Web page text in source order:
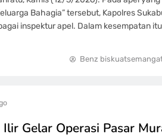
Bahagia” tersebut, Kapolres
inspektur apel. Dalam kesempatan
Benz
Gelar Operasi Pasar